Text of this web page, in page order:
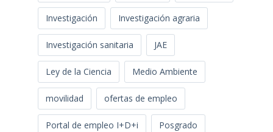
Investigación Investigación agraria
Investigación sanitaria JAE
Ley de la Ciencia Medio Ambiente
movilidad ofertas de empleo
Portal de empleo I+D+i Posgrado